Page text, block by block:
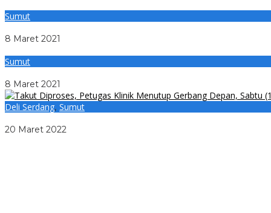
Sumut
8 Maret 2021
Sumut
8 Maret 2021
Deli Serdang, Sumut
20 Maret 2022